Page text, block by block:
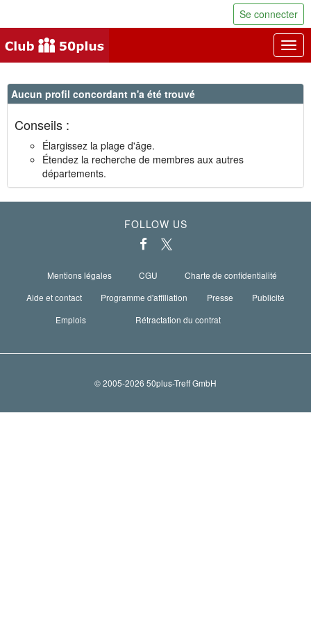
Se connecter
Aucun profil concordant n'a été trouvé
Conseils :
Élargissez la plage d'âge.
Étendez la recherche de membres aux autres
départements.
FOLLOW US
Mentions légales CGU
Charte de confidentialité
Aide et contact
Programme d'affiliation Presse
Publicité
Emplois
Rétractation du contrat
© 2005-2026 50plus-Treff GmbH